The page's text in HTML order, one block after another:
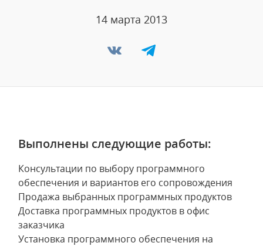
14 марта 2013
Выполнены следующие работы:
Консультации по выбору программного
обеспечения и вариантов его сопровождения
Продажа выбранных программных продуктов
Доставка программных продуктов в офис
заказчика
Установка программного обеспечения на